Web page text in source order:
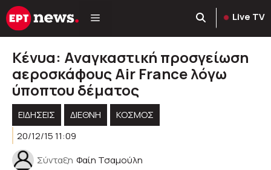
Μετάβαση
σε
Live TV
Κένυα: Αναγκαστική προσγείωση
αεροσκάφους Air France λόγω
ύποπτου δέματος
ΕΙΔΗΣΕΙΣ ΔΙΕΘΝΗ
ΚΌΣΜΟΣ
20/12/15 11:09
Σύνταξη Φαίη Τσαμούλη